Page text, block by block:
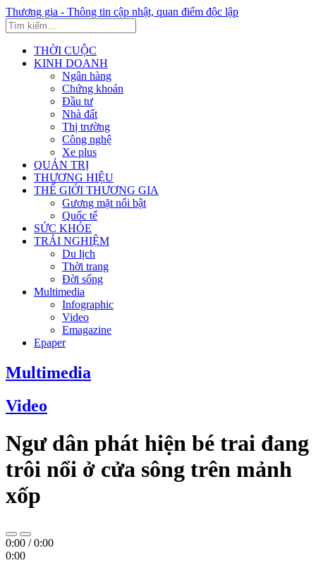
Thương gia - Thông tin cập nhật, quan điểm độc lập
THỜI CUỘC
KINH DOANH
Ngân hàng
Chứng khoán
Đầu tư
Nhà đất
Thị trường
Công nghệ
Xe plus
QUẢN TRỊ
THƯƠNG HIỆU
THẾ GIỚI THƯƠNG GIA
Gương mặt nổi bật
Quốc tế
SỨC KHỎE
TRẢI NGHIỆM
Du lịch
Thời trang
Đời sống
Multimedia
Infographic
Video
Emagazine
Epaper
Multimedia
Video
Ngư dân phát hiện bé trai đang
trôi nổi ở cửa sông trên mảnh
xốp
0:00 /0:00
0:00